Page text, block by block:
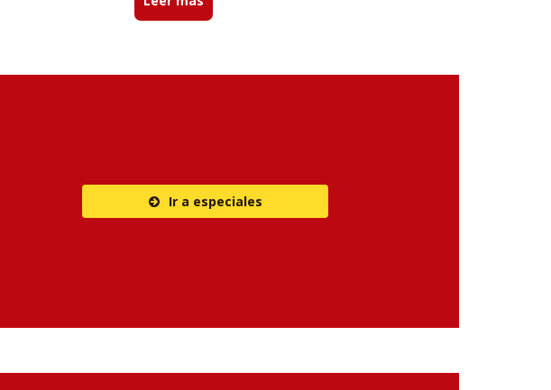
Ir a especiales